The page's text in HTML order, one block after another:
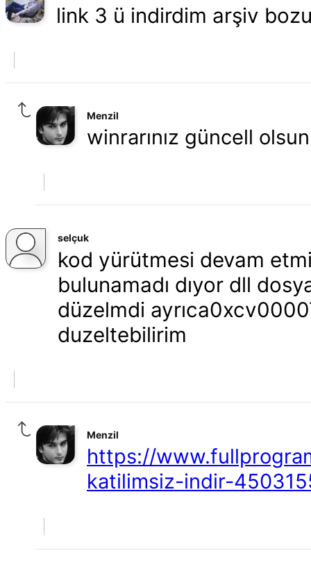
link 3 ü indirdim arşiv
Menzil
winrarınız güncell olsun
selçuk
kod yürütmesi devam
bulunamadı dıyor dll
düzelmdi
duzeltebilirim
Menzil
https://
katilimsiz-indir-